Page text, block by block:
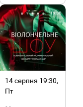
14 серпня 19:30,
Пт